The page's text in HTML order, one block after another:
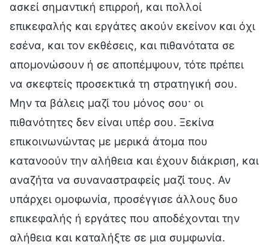
ασκεί σημαντική επιρροή, και πολλοί
επικεφαλής και εργάτες ακούν εκείνον και όχι
εσένα, και τον εκθέσεις, και πιθανότατα σε
απομονώσουν ή σε αποπέμψουν, τότε πρέπει
να σκεφτείς προσεκτικά τη στρατηγική σου.
Μην τα βάλεις μαζί του μόνος σου· οι
πιθανότητες δεν είναι υπέρ σου. Ξεκίνα
επικοινωνώντας με μερικά άτομα που
κατανοούν την αλήθεια και έχουν διάκριση, και
αναζήτα να συναναστραφείς μαζί τους. Αν
υπάρχει ομοφωνία, προσέγγισε άλλους δυο
επικεφαλής ή εργάτες που αποδέχονται την
αλήθεια και καταλήξτε σε μια συμφωνία.